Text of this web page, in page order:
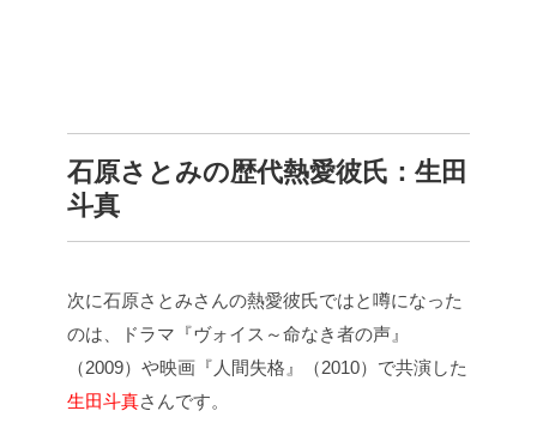
石原さとみの歴代熱愛彼氏： 生田
斗真
次に石原さとみさんの熱愛彼氏ではと噂になった
のは、ドラマ『ヴォイス～命なき者の声』
（2009）や映画『人間失格』（2010）で共演した
生田斗真さんです。